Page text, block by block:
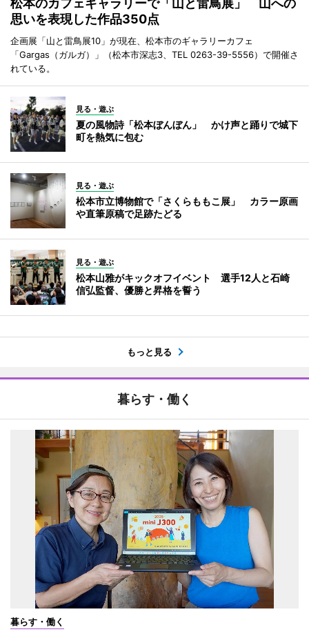
松本のカフェギャラリーで「山と雷鳥展」 山への
思いを表現した作品350点
企画展「山と雷鳥展10」が現在、松本市のギャラリーカフェ
「Gargas（ガルガ）」（松本市深志3、TEL 0263-39-5556）で開催さ
れている。
見る・遊ぶ
夏の風物詩「松本ぼんぼん」 かけ声と踊りで城下
町を熱気に包む
見る・遊ぶ
松本市立博物館で「さくらももこ展」 カラー原画
や直筆原稿で足跡たどる
見る・遊ぶ
松本山雅がキックオフイベント 選手12人と石崎
信弘監督、優勝と昇格を誓う
もっと見る
暮らす・働く
暮らす・働く